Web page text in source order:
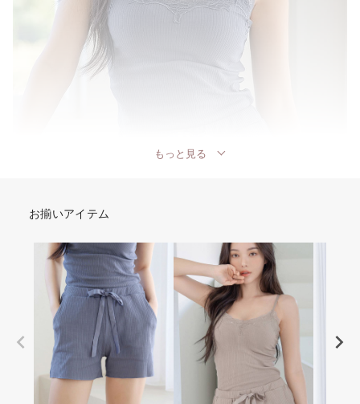
もっと見る
お揃いアイテム